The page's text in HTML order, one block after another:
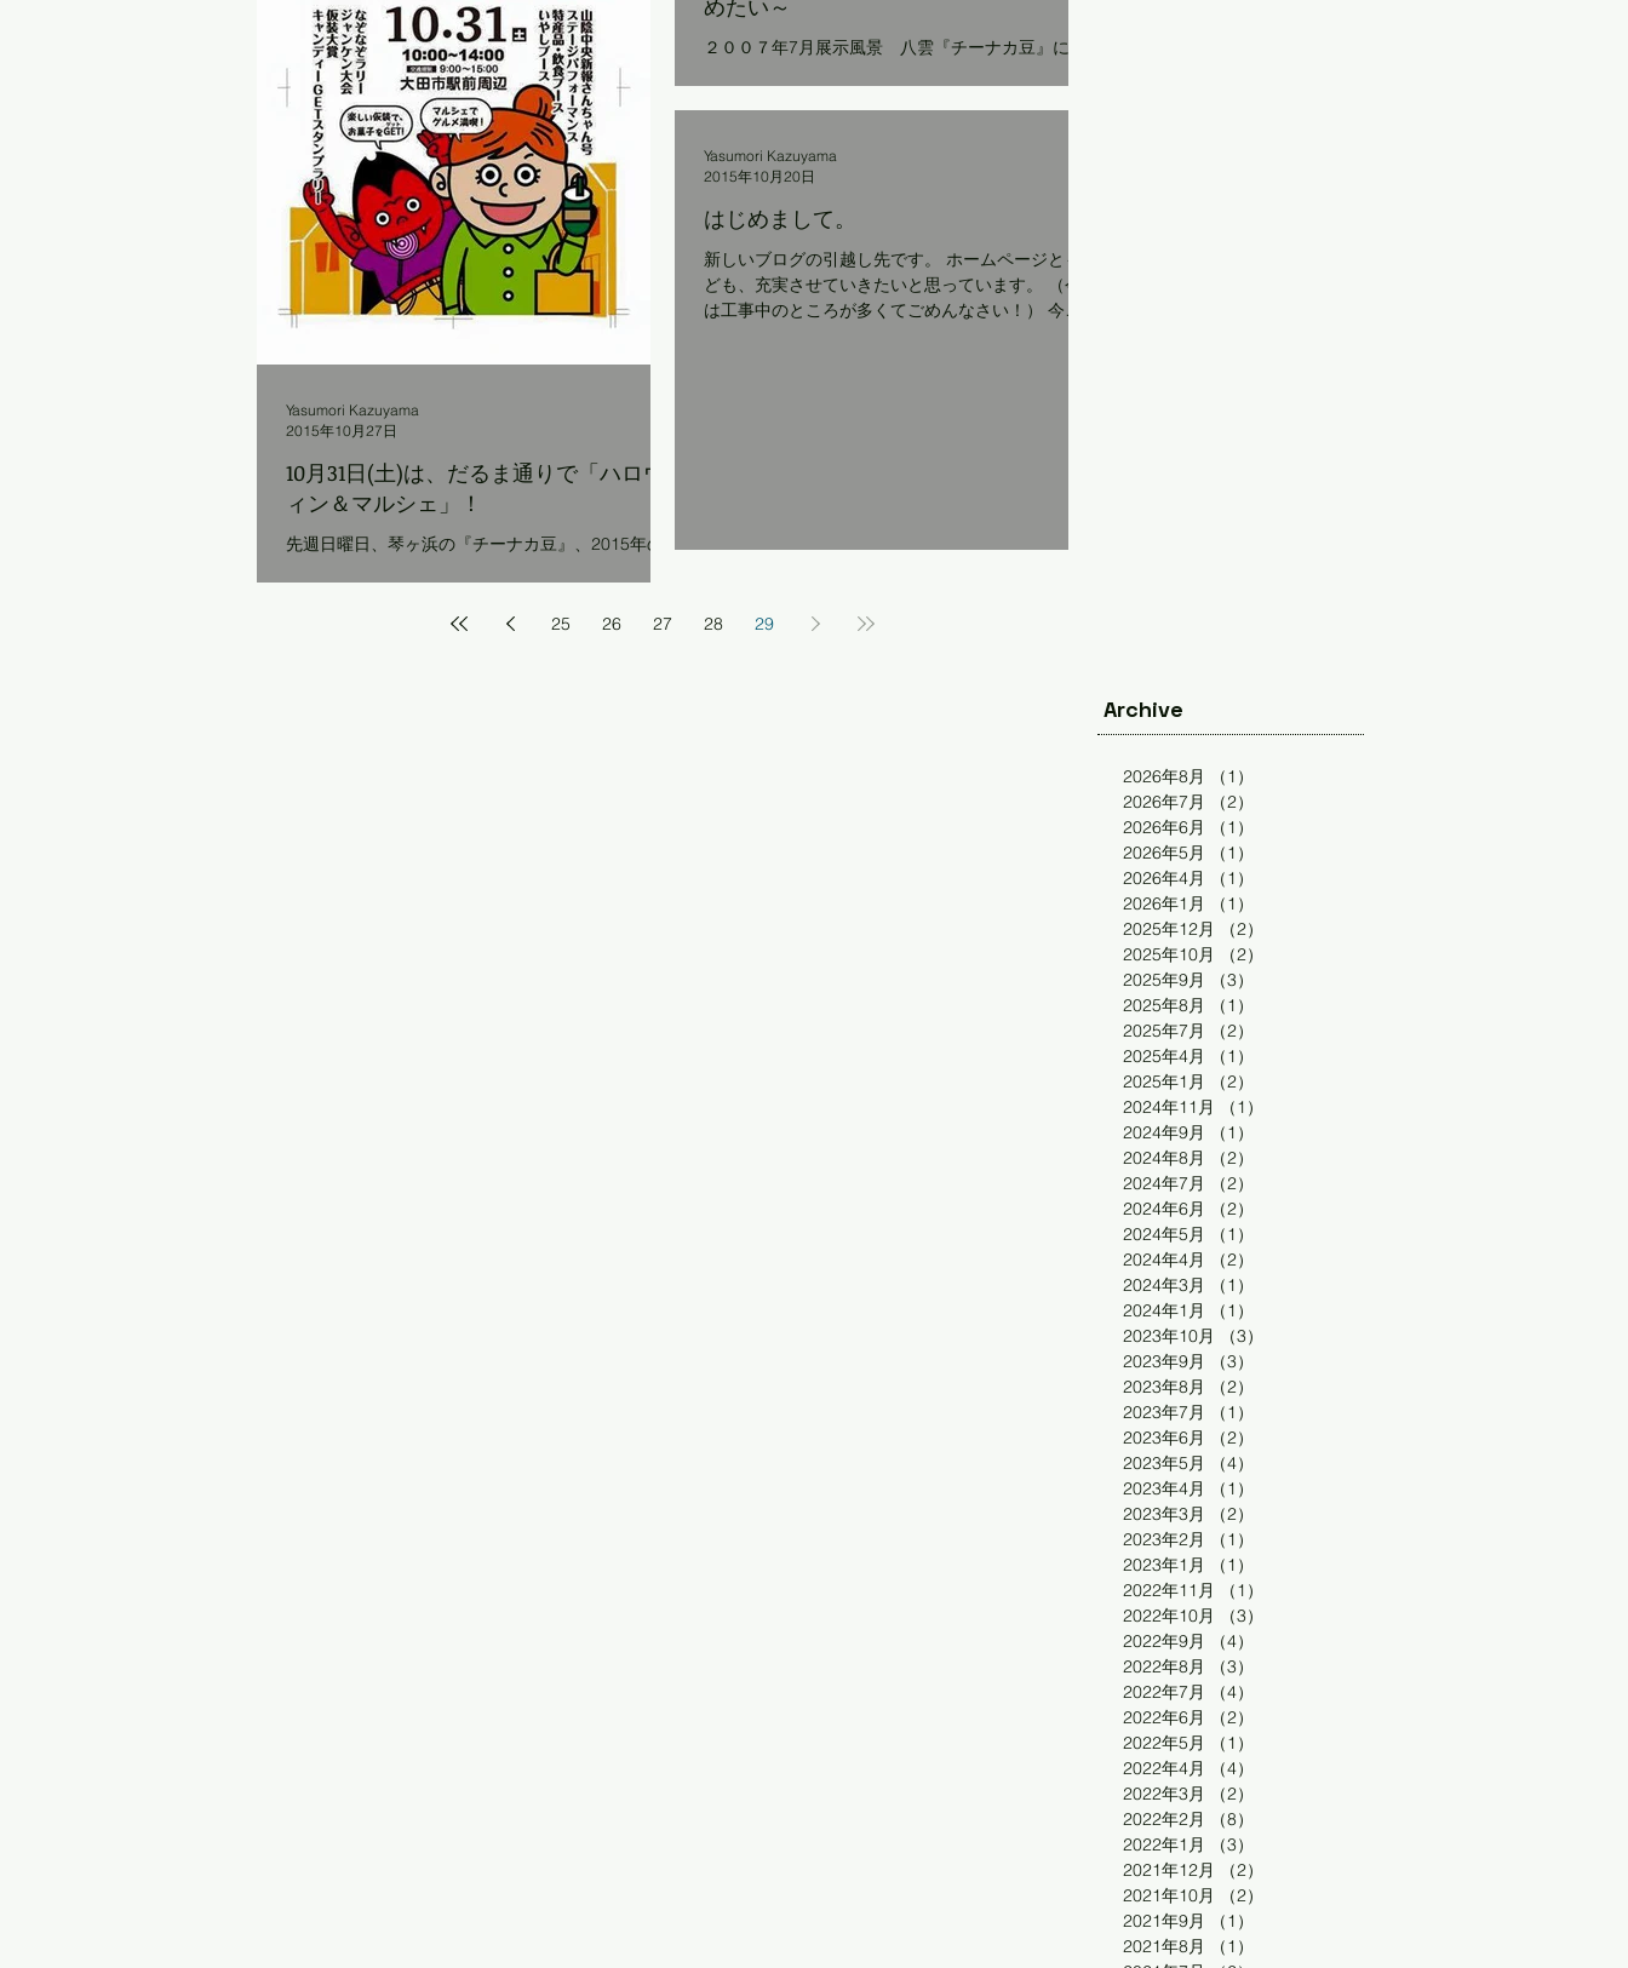
めたい～
２００７年7月展示風景 八雲『チーナカ豆』にて
ならないものたち…、 石黒いずみさんの陶芸作品
です。 ...
10月31日(土)は、だるま通りで「ハロウ
ィン＆マルシェ」！
先週日曜日、琴ヶ浜の『チーナカ豆』、2015年の
や海と遮断されてしまった店の窓から臨む景色はも
Yasumori Kazuyama
2015年10月27日
はじめまして。
新しいブログの引越し先です。 ホームページとも
ども、充実させていきたいと思っています。 （今
は工事中のところが多くてごめんなさい！） 今後
Yasumori Kazuyama
2015年10月20日
25 26 27 28 29
Archive
2026年8月 （1）
2026年7月
（2）
2026年6月
（1）
2026年5月
（1）
2026年4月
（1）
2026年1月
（1）
2025年12月
（2）
2025年10月
（2）
2025年9月
（3）
2025年8月
（1）
2025年7月
（2）
2025年4月
（1）
2025年1月
（2）
2024年11月
（1）
2024年9月
（1）
2024年8月
（2）
2024年7月
（2）
2024年6月
（2）
2024年5月
（1）
2024年4月
（2）
2024年3月
（1）
2024年1月
（1）
2023年10月
（3）
2023年9月
（3）
2023年8月
（2）
2023年7月
（1）
2023年6月
（2）
2023年5月
（4）
2023年4月
（1）
2023年3月
（2）
2023年2月
（1）
2023年1月
（1）
2022年11月
（1）
2022年10月
（3）
2022年9月
（4）
2022年8月
（3）
2022年7月
（4）
2022年6月
（2）
2022年5月
（1）
2022年4月
（4）
2022年3月
（2）
2022年2月
（8）
2022年1月
（3）
2021年12月
（2）
2021年10月
（2）
2021年9月
（1）
2021年8月
（1）